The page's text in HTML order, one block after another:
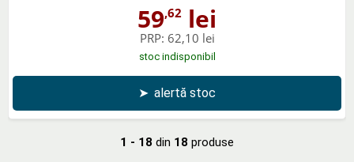
59,62 lei
PRP: 62,10 lei
stoc indisponibil
➤ alertă stoc
1 - 18 din 18 produse